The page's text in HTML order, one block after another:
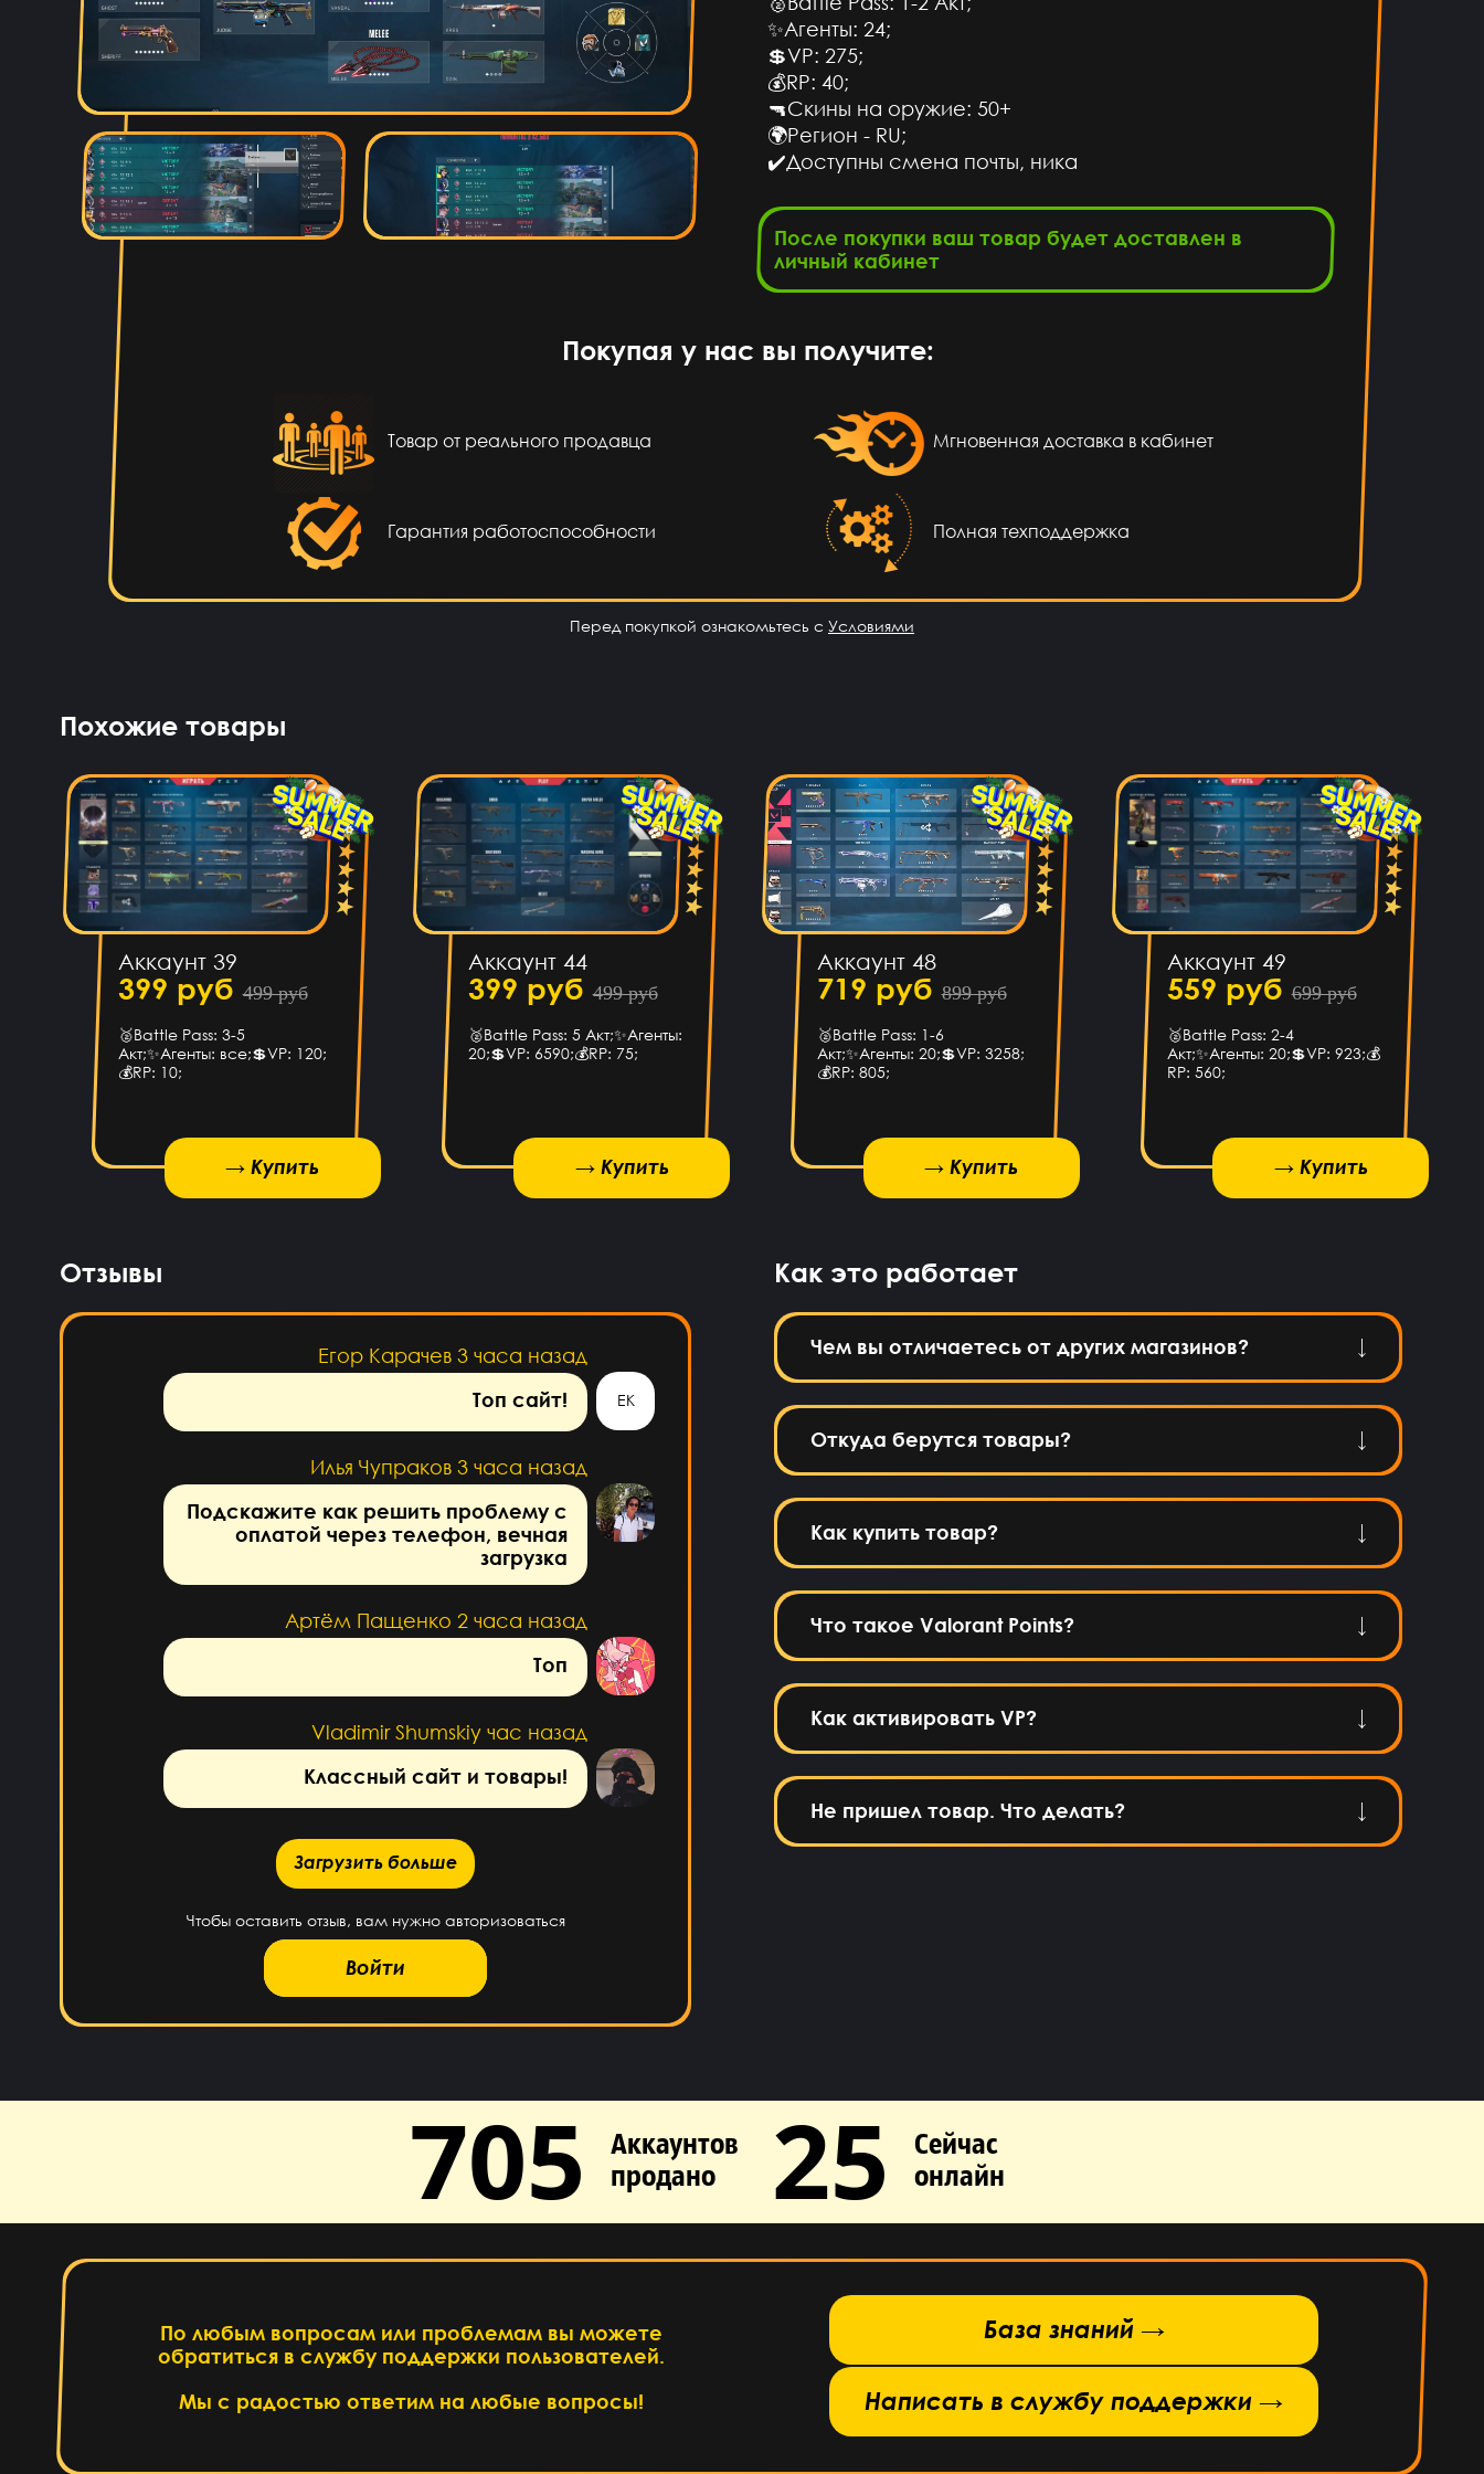
✨Агенты: 24;
💲VP: 275;
💰RP: 40;
🔫Скины на оружие: 50+
🌍Регион - RU;
✔️Доступны смена почты, ника
После покупки ваш товар будет доставлен в
личный кабинет
Покупая у нас вы получите:
Товар от реального продавца Мгновенная доставка в кабинет
Гарантия работоспособности Полная техподдержка
Перед покупкой ознакомьтесь с Условиями
Похожие товары
Аккаунт 39
399 руб499 руб
🥈Battle Pass: 3-5
Акт;✨Агенты: все;💲VP: 120;
💰RP: 10;
→ Купить
→ Купить
Аккаунт 44
399 руб499 руб
🥈Battle Pass: 5 Акт;✨Агенты:
20;💲VP: 6590;💰RP: 75;
→ Купить
→ Купить
Аккаунт 48
719 руб899 руб
🥈Battle Pass: 1-6
Акт;✨Агенты: 20;💲VP: 3258;
💰RP: 805;
→ Купить
→ Купить
Аккаунт 49
559 руб699 руб
🥈Battle Pass: 2-4
Акт;✨Агенты: 20;💲VP: 923;💰
RP: 560;
→ Купить
→ Купить
Отзывы
Годно
Магаз топовый не кинули
Артём Грошев12 часов назад
Думаю,это правда что дают акк по
Оятилло Хаитов 11 часов назад
Точно прям уверен уже 4 акк по фри
фаер всё приходит😈
дешманском лол
Антон Трофимов8 часов назад
крута
Лёша Бикметов7 часов назад
привет ЕСЛИ МЫ ВИДЕТЕ МЕНЯ ТО ЭТО
НЕ БОТ
Pizdavam
TOP
Альбина Хамадишина
4 часа назад
ЕК
Егор Карачев 3 часа назад
Топ сайт!
Илья Чупраков 3 часа назад
Подскажите как решить проблему с
оплатой через телефон, вечная
загрузка
Артём Пащенко 2 часа назад
Топ
Vladimir Shumskiy час назад
Классный сайт и товары!
Загрузить больше
Чтобы оставить отзыв, вам нужно авторизоваться
Войти
Как это работает
Чем вы отличаетесь от других магазинов?
Откуда берутся товары?
Как купить товар?
Что такое Valorant Points?
Как активировать VP?
Не пришел товар. Что делать?
705
Аккаунтов
продано
25
Сейчас
онлайн
По любым вопросам или проблемам вы можете
обратиться в службу поддержки пользователей.
Мы с радостью ответим на любые вопросы!
База знаний →
База знаний →
Написать в службу поддержки →
Написать в службу поддержки →